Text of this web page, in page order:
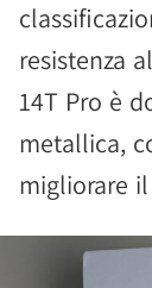
resistenza
14T Pro è
metallica,
migliorare